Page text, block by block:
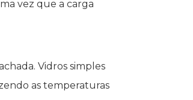
vez que a carga
Vidros simples
as temperaturas